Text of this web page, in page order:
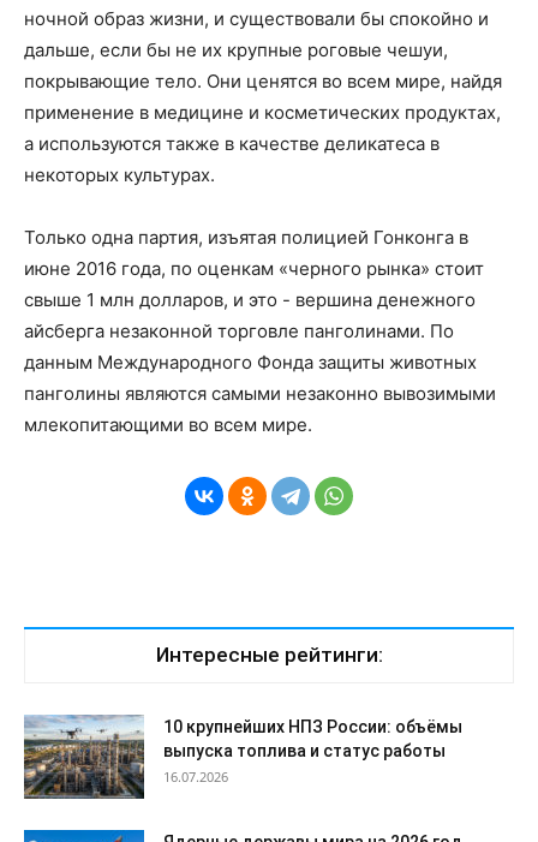
ночной образ жизни, и существовали бы спокойно и
дальше, если бы не их крупные роговые чешуи,
покрывающие тело. Они ценятся во всем мире, найдя
применение в медицине и косметических продуктах,
а используются также в качестве деликатеса в
некоторых культурах.
Только одна партия, изъятая полицией Гонконга в
июне 2016 года, по оценкам «черного рынка» стоит
свыше 1 млн долларов, и это - вершина денежного
айсберга незаконной торговле панголинами. По
данным Международного Фонда защиты животных
панголины являются самыми незаконно вывозимыми
млекопитающими во всем мире.
Интересные рейтинги:
10 крупнейших НПЗ России: объёмы
выпуска топлива и статус работы
16.07.2026